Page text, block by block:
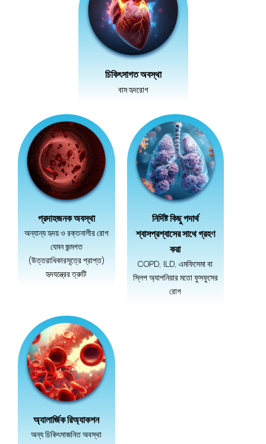
চিকিৎসাগত অবস্থা
বাম হৃদরোগ
প্রদাহজনক অবস্থা
অন্যান্য হৃদয় ও রক্তনালীর রোগ
যেমন জন্মগত
(উত্তরাধিকারসূত্রে প্রাপ্ত)
হৃদযন্ত্রের ত্রুটি
নির্দিষ্ট কিছু পদার্থ
শ্বাসপ্রশ্বাসের সাথে গ্রহণ
করা
COPD, ILD, এমফিসেমা বা
স্লিপ অ্যাপনিয়ার মতো ফুসফুসের
রোগ
অ্যালার্জিক রিঅ্যাকশন
অন্য চিকিৎসাজনিত অবস্থা